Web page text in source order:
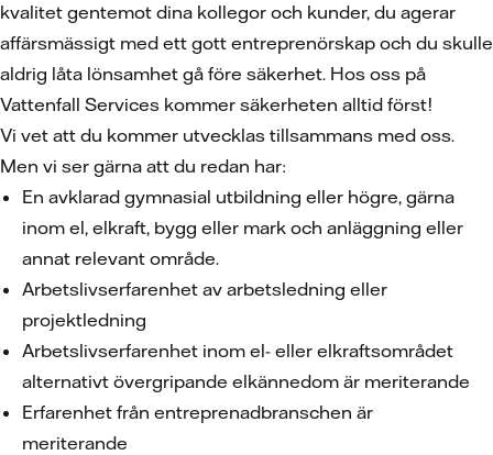
kvalitet gentemot dina kollegor och kunder, du agerar
affärsmässigt med ett gott entreprenörskap och du skulle
aldrig låta lönsamhet gå före säkerhet. Hos oss på
Vattenfall Services kommer säkerheten alltid först!
Vi vet att du kommer utvecklas tillsammans med oss.
Men vi ser gärna att du redan har:
En avklarad gymnasial utbildning eller högre, gärna
inom el, elkraft, bygg eller mark och anläggning eller
annat relevant område.
Arbetslivserfarenhet av arbetsledning eller
projektledning
Arbetslivserfarenhet inom el- eller elkraftsområdet
alternativt övergripande elkännedom är meriterande
Erfarenhet från entreprenadbranschen är
meriterande